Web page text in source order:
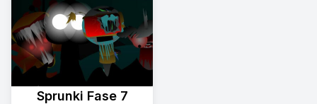
Sprunki Fase 7